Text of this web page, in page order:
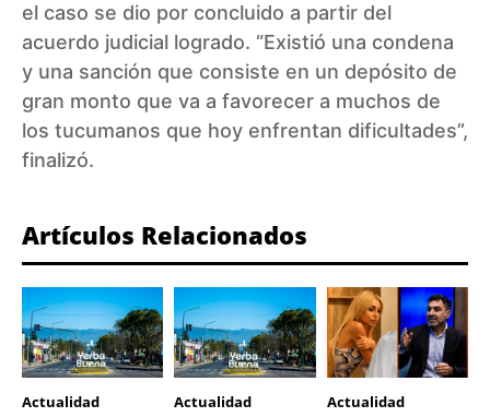
el caso se dio por concluido a partir del
acuerdo judicial logrado. “Existió una condena
y una sanción que consiste en un depósito de
gran monto que va a favorecer a muchos de
los tucumanos que hoy enfrentan dificultades”,
finalizó.
Artículos Relacionados
Actualidad Actualidad Actualidad